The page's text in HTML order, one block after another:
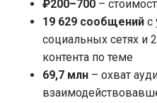
₽200–700 –
19 629 сообщений с
социальных сетях и
контента по теме
69,7 млн – охват